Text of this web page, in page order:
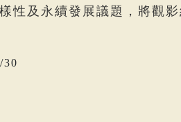
性及永續發展議題，將觀
30